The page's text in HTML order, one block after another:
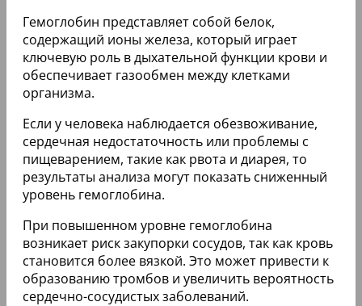
Гемоглобин представляет собой белок,
содержащий ионы железа, который играет
ключевую роль в дыхательной функции крови и
обеспечивает газообмен между клетками
организма.
Если у человека наблюдается обезвоживание,
сердечная недостаточность или проблемы с
пищеварением, такие как рвота и диарея, то
результаты анализа могут показать сниженный
уровень гемоглобина.
При повышенном уровне гемоглобина
возникает риск закупорки сосудов, так как кровь
становится более вязкой. Это может привести к
образованию тромбов и увеличить вероятность
сердечно-сосудистых заболеваний.